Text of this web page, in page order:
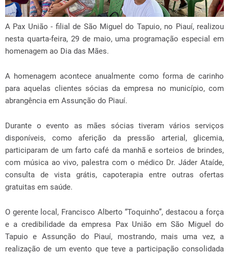
A Pax União - filial de São Miguel do Tapuio, no Piauí, realizou
nesta quarta-feira, 29 de maio, uma programação especial em
homenagem ao Dia das Mães.
A homenagem acontece anualmente como forma de carinho
para aquelas clientes sócias da empresa no município, com
abrangência em Assunção do Piauí.
Durante o evento as mães sócias tiveram vários serviços
disponíveis, como aferição da pressão arterial, glicemia,
participaram de um farto café da manhã e sorteios de brindes,
com música ao vivo, palestra com o médico Dr. Jáder Ataíde,
consulta de vista grátis, capoterapia entre outras ofertas
gratuitas em saúde.
O gerente local, Francisco Alberto “Toquinho”, destacou a força
e a credibilidade da empresa Pax União em São Miguel do
Tapuio e Assunção do Piauí, mostrando, mais uma vez, a
realização de um evento que teve a participação consolidada